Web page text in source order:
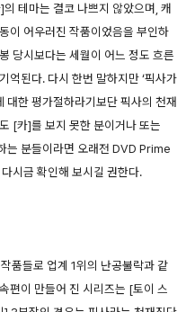
테마는 결코 나쁘지 않았으며, 캐
이 어우러진 작품이었음을 부인하
당시보다는 세월이 어느 정도 흐른
억된다. 다시 한번 말하지만 ‘픽사가
대한 평가절하라기보단 픽사의 천재
[카]를 보지 못한 분이거나 또는
는 분들이라면 오래전 DVD Prime
시금 확인해 보시길 권한다.
품들로 업계 1위의 난공불락과 같
편이 만들어 진 시리즈는 [토이 스